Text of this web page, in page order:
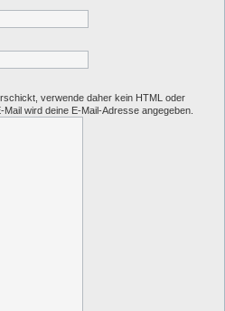
verwende daher kein HTML oder
wird deine E-Mail-Adresse angegeben.